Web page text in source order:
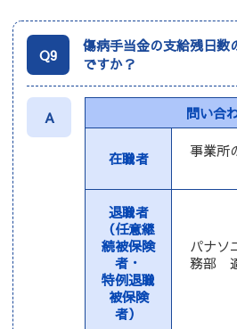
Q9
傷病手当金の支給残日数
ですか？
A 問い合
在職者
事業所
退職者
（任意継
続被保険
者・
特例退職
被保険
者）
パナ
務部